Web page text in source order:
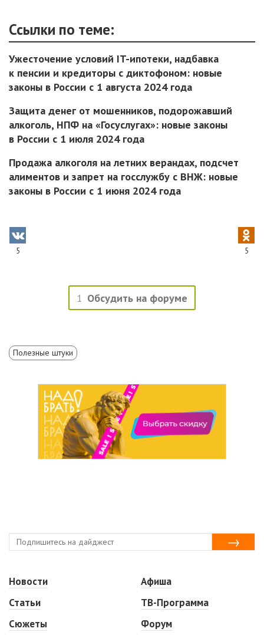
Ссылки по теме:
Ужесточение условий IT-ипотеки, надбавка
к пенсии и кредиторы с диктофоном: новые
законы в России с 1 августа 2024 года
Защита денег от мошенников, подорожавший
алкоголь, НПФ на «Госуслугах»: новые законы
в России с 1 июля 2024 года
Продажа алкоголя на летних верандах, подсчет
алиментов и запрет на госслужбу с ВНЖ: новые
законы в России с 1 июня 2024 года
5 5
1 Обсудить на форуме
Полезные штуки
Новости
Статьи
Сюжеты
Афиша
ТВ-Программа
Форум